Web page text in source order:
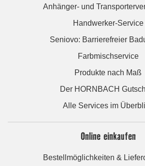
Anhänger- und
Handwerker-Service
Seniovo: Barrierefreier
Farbmischservice
Produkte nach Maß
Der HORNBACH
Alle Services im
Online einkaufen
Bestellmöglichkeiten &